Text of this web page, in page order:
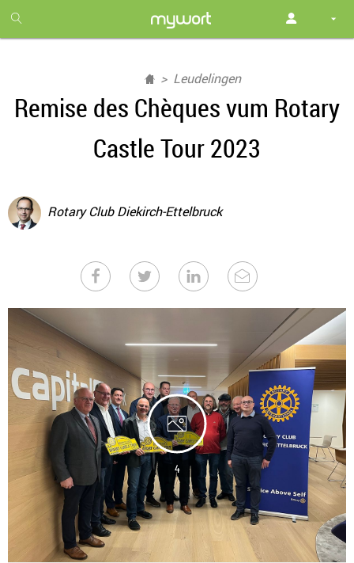
month
free
Leudelingen
Remise des Chèques vum Rotary
Castle Tour 2023
Rotary Club Diekirch-Ettelbruck
4